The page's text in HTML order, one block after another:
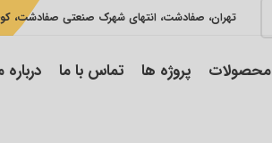
تهران، صفادشت، انتهای شهرک صنعتی صفادشت،
محصولات پروژه ها تماس با ما درباره